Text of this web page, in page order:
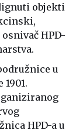
objekti
HPD-
u
HPD-a u